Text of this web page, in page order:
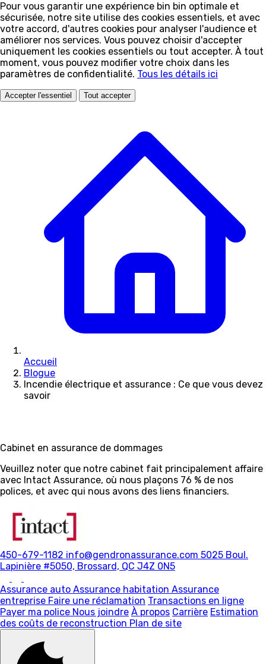
Pour vous garantir une expérience bin bin optimale et
sécurisée, notre site utilise des cookies essentiels, et avec
votre accord, d'autres cookies pour analyser l'audience et
améliorer nos services. Vous pouvez choisir d'accepter
uniquement les cookies essentiels ou tout accepter. À tout
moment, vous pouvez modifier votre choix dans les
paramètres de confidentialité. Tous les détails ici
Accepter l'essentiel Tout accepter
Accueil
Blogue
Incendie électrique et assurance : Ce que vous devez
savoir
Cabinet en assurance de dommages
Veuillez noter que notre cabinet fait principalement affaire
avec Intact Assurance, où nous plaçons 76 % de nos
polices, et avec qui nous avons des liens financiers.
450-679-1182 info@gendronassurance.com 5025 Boul.
Lapinière #5050, Brossard, QC J4Z 0N5
Assurance auto Assurance habitation Assurance
entreprise Faire une réclamation Transactions en ligne
Payer ma police Nous joindre À propos Carrière Estimation
des coûts de reconstruction Plan de site